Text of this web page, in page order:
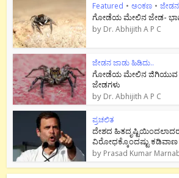
Featured • ಅಂಕಣ •
ಗೋಡೆಯ ಮೇಲಿನ ಜೇಡ-
by Dr. Abhijith A P C
ಜೇಡನ ಜಾಡು ಹಿಡಿದು..
ಗೋಡೆಯ ಮೇಲಿನ ಜಿಗಿಯುವ
ಜೇಡಗಳು
by Dr. Abhijith A P C
ಪ್ರಚಲಿತ
ದೇಶದ
ವಿರೋಧಕ್ಕೊಂದಷ್ಟು
by Prasad Kumar